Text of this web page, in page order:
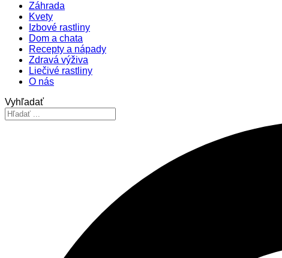
Záhrada
Kvety
Izbové rastliny
Dom a chata
Recepty a nápady
Zdravá výživa
Liečivé rastliny
O nás
Vyhľadať